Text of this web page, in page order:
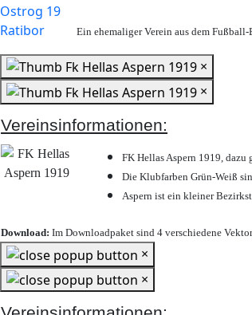
Ein ehemaliger Verein aus dem
×
×
Vereinsinformationen:
FK Hellas Aspern 1919,
Die Klubfarben Grün-Weiß
Aspern ist ein kleiner
Download: Im Downloadpaket sind 4 verschiedene
×
×